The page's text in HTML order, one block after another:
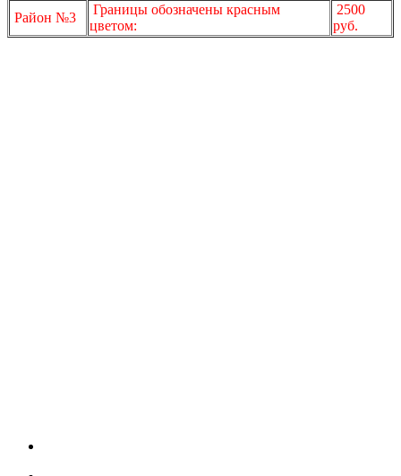
Район №3
Границы обозначены красным
цветом:
2500
руб.